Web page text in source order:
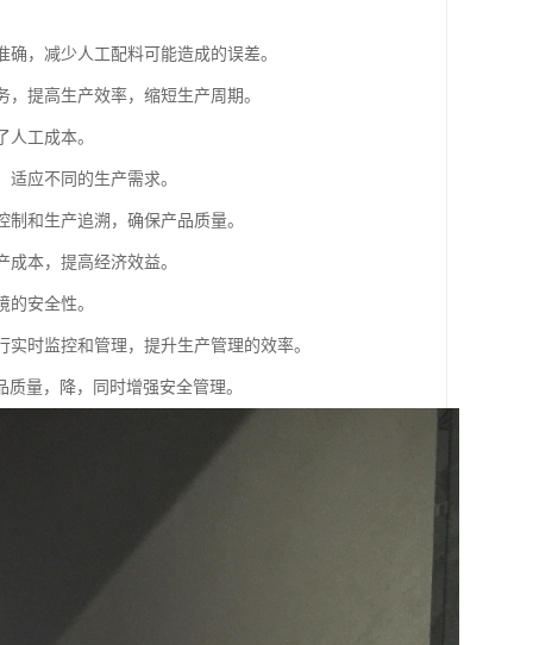
，减少人工配料可能造成的误差。
提高生产效率，缩短生产周期。
工成本。
应不同的生产需求。
和生产追溯，确保产品质量。
本，提高经济效益。
安全性。
时监控和管理，提升生产管理的效率。
量，降，同时增强安全管理。